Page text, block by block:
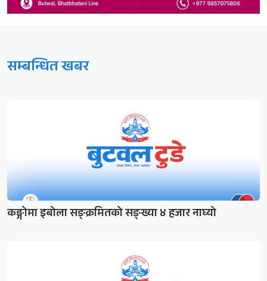
सम्बन्धित खबर
कङ्गोमा इबोला सङ्क्रमितको सङ्ख्या ४ हजार नाघ्यो